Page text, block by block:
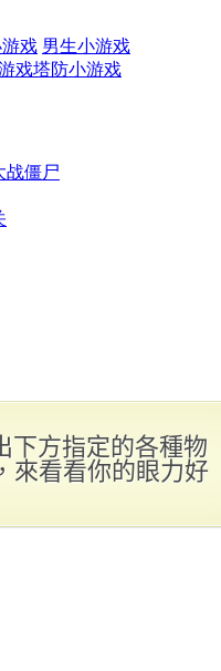
下方指定的各種物
來看看你的眼力好